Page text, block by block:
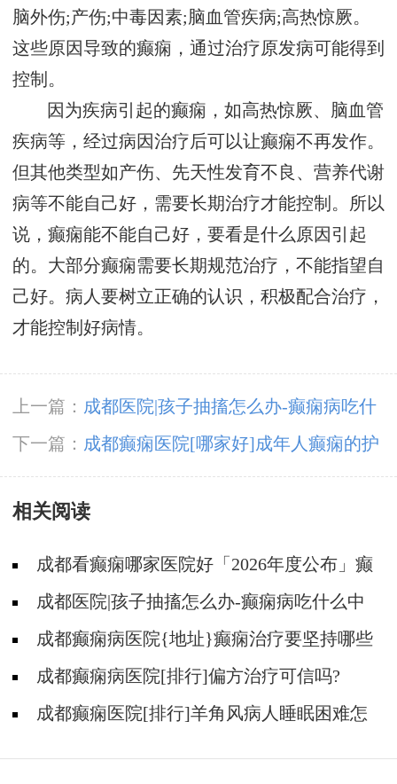
脑外伤;产伤;中毒因素;脑血管疾病;高热惊厥。
这些原因导致的癫痫，通过治疗原发病可能得到
控制。
因为疾病引起的癫痫，如高热惊厥、脑血管
疾病等，经过病因治疗后可以让癫痫不再发作。
但其他类型如产伤、先天性发育不良、营养代谢
病等不能自己好，需要长期治疗才能控制。所以
说，癫痫能不能自己好，要看是什么原因引起
的。大部分癫痫需要长期规范治疗，不能指望自
己好。病人要树立正确的认识，积极配合治疗，
才能控制好病情。
上一篇： 成都医院|孩子抽搐怎么办-癫痫病吃什
么中药?
下一篇： 成都癫痫医院[哪家好]成年人癫痫的护
理要做到哪些?
相关阅读
成都看癫痫哪家医院好「2026年度公布」癫
痫是遗传的吗?
成都医院|孩子抽搐怎么办-癫痫病吃什么中
药?成都癫痫病医院{地址}癫痫治疗要坚持哪些
原则?成都癫痫病医院[排行]偏方治疗可信吗?
成都癫痫医院[排行]羊角风病人睡眠困难怎